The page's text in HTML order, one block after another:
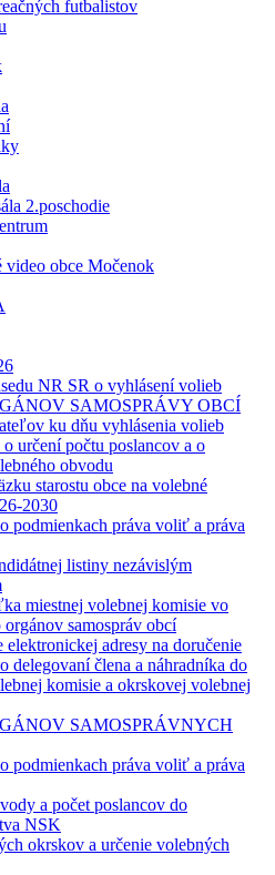
futbalistov
2.poschodie
video obce Močenok
NR SR o vyhlásení volieb
SAMOSPRÁVY OBCÍ
ku dňu vyhlásenia volieb
o určení počtu poslancov a o
obvodu
starostu obce na volebné
2030
podmienkach práva voliť a práva
listiny nezávislým
miestnej volebnej komisie vo
samospráv obcí
elektronickej adresy na doručenie
delegovaní člena a náhradníka do
komisie a okrskovej volebnej
SAMOSPRÁVNYCH
podmienkach práva voliť a práva
a počet poslancov do
NSK
okrskov a určenie volebných